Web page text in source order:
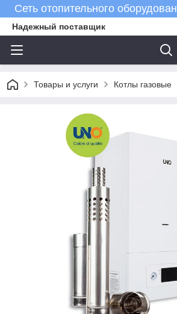
Сеть отопительного
Надежный поставщик
Товары и услуги Котлы газовые